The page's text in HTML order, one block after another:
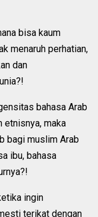
bisa kaum
menaruh perhatian,
dan
bahasa Arab
etnisnya, maka
bagi muslim Arab
ibu, bahasa
ingin
terikat dengan